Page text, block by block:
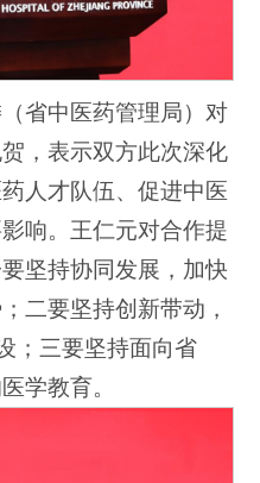
省中医药管理局）对
，表示双方此次深化
人才队伍、促进中医
响。王仁元对合作提
坚持协同发展，加快
二要坚持创新带动，
；三要坚持面向省
学教育。